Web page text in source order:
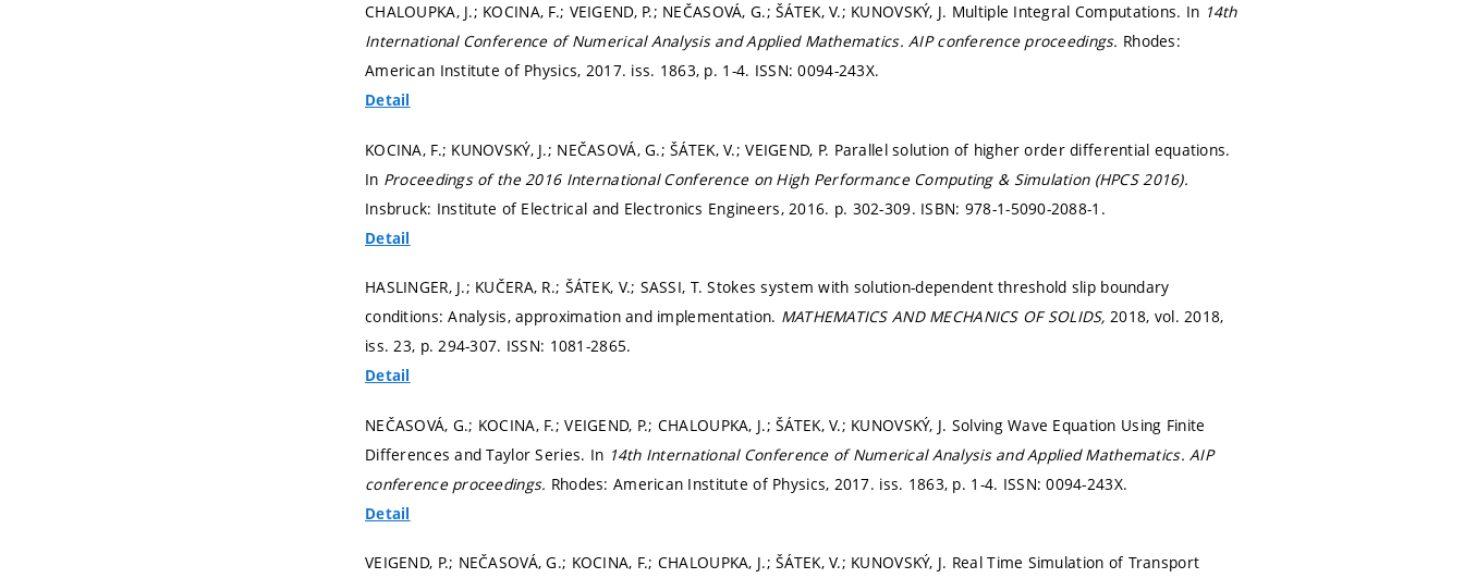
CHALOUPKA, J.; KOCINA, F.; VEIGEND, P.; NEČASOVÁ, G.; ŠÁTEK, V.; KUNOVSKÝ, J. Multiple Integral Computations. In 14th
International Conference of Numerical Analysis and Applied Mathematics.AIP conference proceedings. Rhodes:
American Institute of Physics, 2017. iss. 1863, p. 1-4. ISSN: 0094-243X.
Detail
KOCINA, F.; KUNOVSKÝ, J.; NEČASOVÁ, G.; ŠÁTEK, V.; VEIGEND, P. Parallel solution of higher order differential equations.
In Proceedings of the 2016 International Conference on High Performance Computing & Simulation (HPCS 2016).
Insbruck: Institute of Electrical and Electronics Engineers, 2016. p. 302-309. ISBN: 978-1-5090-2088-1.
Detail
HASLINGER, J.; KUČERA, R.; ŠÁTEK, V.; SASSI, T. Stokes system with solution-dependent threshold slip boundary
conditions: Analysis, approximation and implementation. MATHEMATICS AND MECHANICS OF SOLIDS,2018, vol. 2018,
iss. 23, p. 294-307. ISSN: 1081-2865.
Detail
NEČASOVÁ, G.; KOCINA, F.; VEIGEND, P.; CHALOUPKA, J.; ŠÁTEK, V.; KUNOVSKÝ, J. Solving Wave Equation Using Finite
Differences and Taylor Series. In 14th International Conference of Numerical Analysis and Applied Mathematics.AIP
conference proceedings. Rhodes: American Institute of Physics, 2017. iss. 1863, p. 1-4. ISSN: 0094-243X.
Detail
VEIGEND, P.; NEČASOVÁ, G.; KOCINA, F.; CHALOUPKA, J.; ŠÁTEK, V.; KUNOVSKÝ, J. Real Time Simulation of Transport